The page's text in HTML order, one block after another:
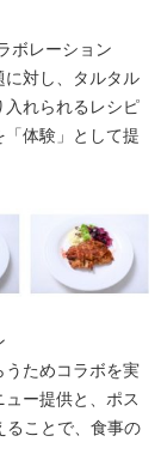
ボレーション
に対し、タルタル
入れられるレシピ
体験」として提
うためコラボを実
ー提供と、ポス
ることで、食事の